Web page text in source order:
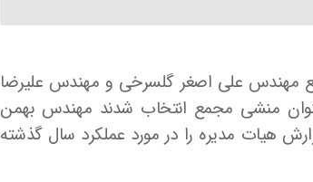
مهندس علی اصغر گلسرخی و مهندس علیرضا
منشی مجمع انتخاب شدند مهندس بهمن
هیات مدیره را در مورد عملکرد سال گذشته